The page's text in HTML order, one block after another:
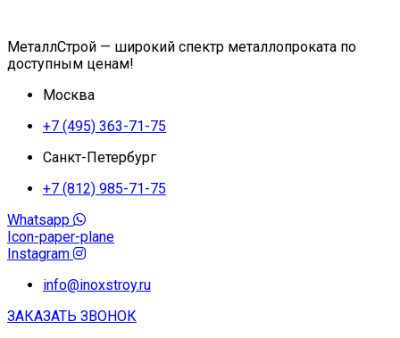
МеталлСтрой — широкий спектр металлопроката по
доступным ценам!
Москва
+7 (495) 363-71-75
Санкт-Петербург
+7 (812) 985-71-75
Whatsapp
Icon-paper-plane
Instagram
info@inoxstroy.ru
ЗАКАЗАТЬ ЗВОНОК